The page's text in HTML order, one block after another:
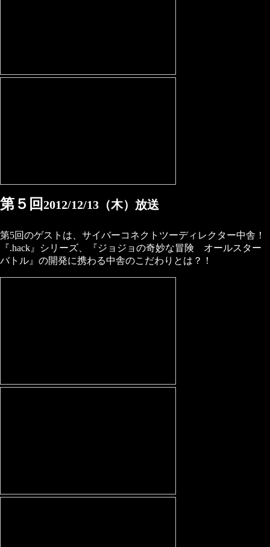
第５回2012/12/13（木）放送
第5回のゲストは、サイバーコネクトツーディレクター中舎！
『.hack』シリーズ、『ジョジョの奇妙な冒険 オールスター
バトル』の開発に携わる中舎のこだわりとは？！